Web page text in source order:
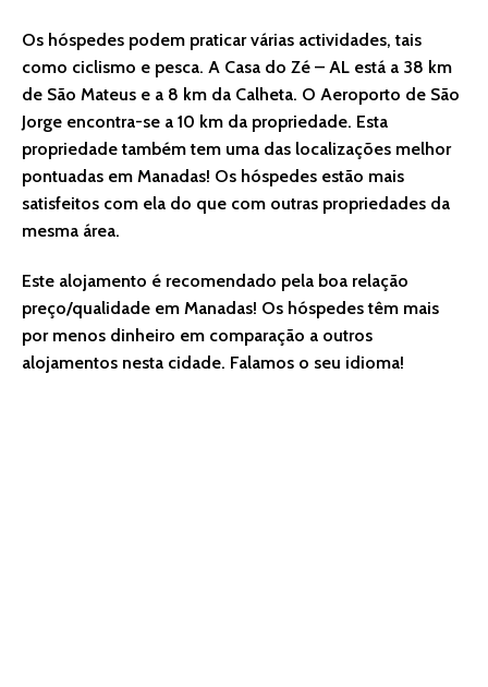
Os hóspedes podem praticar várias actividades, tais
como ciclismo e pesca. A Casa do Zé – AL está a 38 km
de São Mateus e a 8 km da Calheta. O Aeroporto de São
Jorge encontra-se a 10 km da propriedade. Esta
propriedade também tem uma das localizações melhor
pontuadas em Manadas! Os hóspedes estão mais
satisfeitos com ela do que com outras propriedades da
mesma área.
Este alojamento é recomendado pela boa relação
preço/qualidade em Manadas! Os hóspedes têm mais
por menos dinheiro em comparação a outros
alojamentos nesta cidade. Falamos o seu idioma!